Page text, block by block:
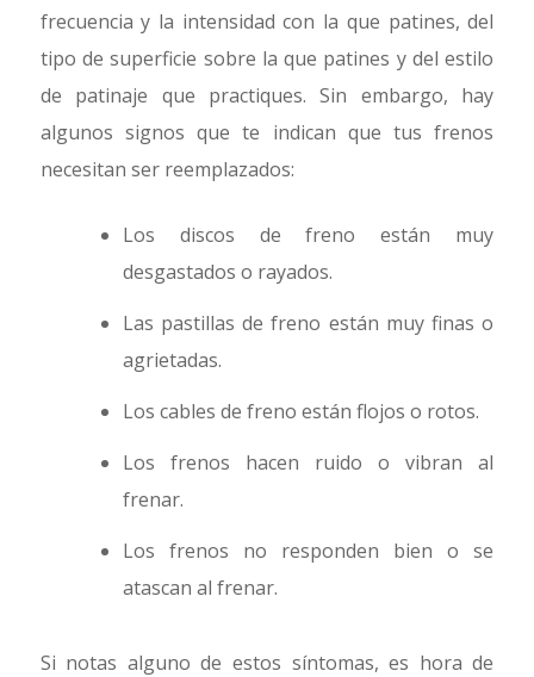
frecuencia y la intensidad con la que patines, del
tipo de superficie sobre la que patines y del estilo
de patinaje que practiques. Sin embargo, hay
algunos signos que te indican que tus frenos
necesitan ser reemplazados:
Los discos de freno están muy
desgastados o rayados.
Las pastillas de freno están muy finas o
agrietadas.
Los cables de freno están flojos o rotos.
Los frenos hacen ruido o vibran al
frenar.
Los frenos no responden bien o se
atascan al frenar.
Si notas alguno de estos síntomas, es hora de